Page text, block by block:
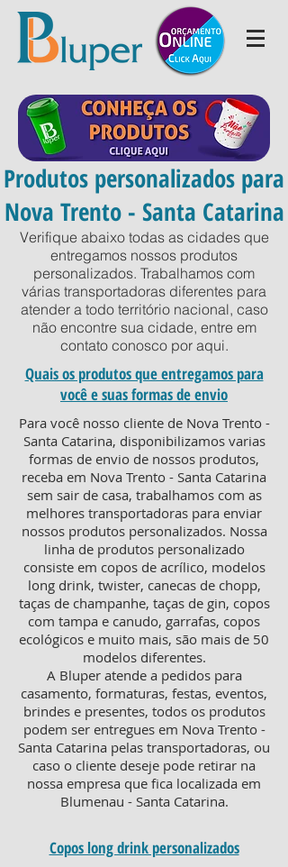
Produtos personalizados para
Nova Trento - Santa Catarina
Verifique abaixo todas as cidades que
entregamos nossos produtos
personalizados. Trabalhamos com
várias transportadoras diferentes para
atender a todo território nacional, caso
não encontre sua cidade, entre em
contato conosco por aqui.
Para você nosso cliente de Nova Trento -
Santa Catarina, disponibilizamos varias
formas de envio de nossos produtos,
receba em Nova Trento - Santa Catarina
sem sair de casa, trabalhamos com as
melhores transportadoras para enviar
nossos produtos personalizados. Nossa
linha de produtos personalizado
consiste em copos de acrílico, modelos
long drink, twister, canecas de chopp,
taças de champanhe, taças de gin, copos
com tampa e canudo, garrafas, copos
ecológicos e muito mais, são mais de 50
modelos diferentes.
A Bluper atende a pedidos para
casamento, formaturas, festas, eventos,
brindes e presentes, todos os produtos
podem ser entregues em Nova Trento -
Santa Catarina pelas transportadoras, ou
caso o cliente deseje pode retirar na
nossa empresa que fica localizada em
Blumenau - Santa Catarina.
Quais os produtos que entregamos para
você e suas formas de envio
Copos long drink personalizados